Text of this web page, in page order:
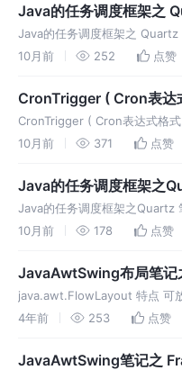
Java的任务调度框架之
250930
Java的任务调度框架之 Quartz
10月前 252 点赞
CronTrigger ( Cron表
CronTrigger ( Cron表达式格
Cron 表达式完全详解 1. Cron
10月前 371 点赞
Java的任务调度框架之
Java的任务调度框架之Quartz
法示例 1 基本用法示例 2 使用
10月前 178 点赞
JavaAwtSwing布局笔
java.awt.FlowLayout 特点 可
对齐方式 LEFT , LEADING,
4年前 253 点赞
JavaAwtSwing笔记之